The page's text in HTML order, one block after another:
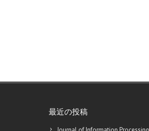
最近の投稿